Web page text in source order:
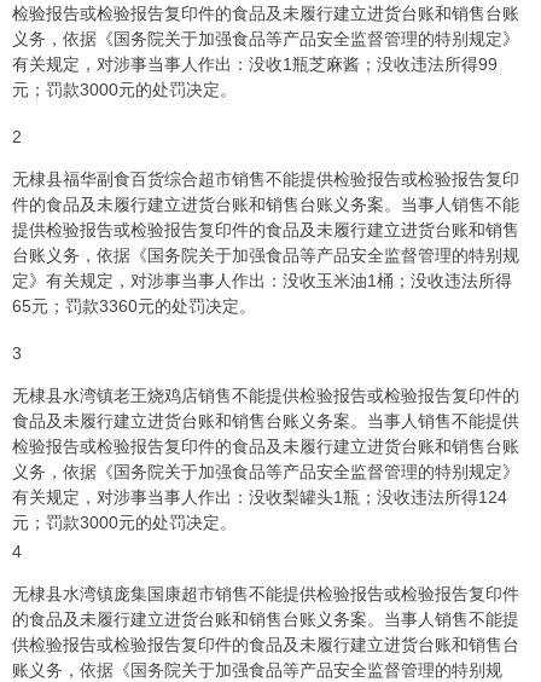
检验报告或检验报告复印件的食品及未履行建立进货台账和销售台账
义务，依据《国务院关于加强食品等产品安全监督管理的特别规定》
有关规定，对涉事当事人作出：没收1瓶芝麻酱；没收违法所得99
元；罚款3000元的处罚决定。
2
无棣县福华副食百货综合超市销售不能提供检验报告或检验报告复印
件的食品及未履行建立进货台账和销售台账义务案。当事人销售不能
提供检验报告或检验报告复印件的食品及未履行建立进货台账和销售
台账义务，依据《国务院关于加强食品等产品安全监督管理的特别规
定》有关规定，对涉事当事人作出：没收玉米油1桶；没收违法所得
65元；罚款3360元的处罚决定。
3
无棣县水湾镇老王烧鸡店销售不能提供检验报告或检验报告复印件的
食品及未履行建立进货台账和销售台账义务案。当事人销售不能提供
检验报告或检验报告复印件的食品及未履行建立进货台账和销售台账
义务，依据《国务院关于加强食品等产品安全监督管理的特别规定》
有关规定，对涉事当事人作出：没收梨罐头1瓶；没收违法所得124
元；罚款3000元的处罚决定。
4
无棣县水湾镇庞集国康超市销售不能提供检验报告或检验报告复印件
的食品及未履行建立进货台账和销售台账义务案。当事人销售不能提
供检验报告或检验报告复印件的食品及未履行建立进货台账和销售台
账义务，依据《国务院关于加强食品等产品安全监督管理的特别规